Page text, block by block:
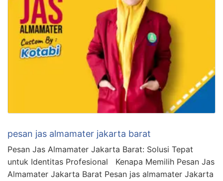
pesan jas almamater jakarta barat
Pesan Jas Almamater Jakarta Barat: Solusi Tepat
untuk Identitas Profesional Kenapa Memilih Pesan Jas
Almamater Jakarta Barat Pesan jas almamater Jakarta